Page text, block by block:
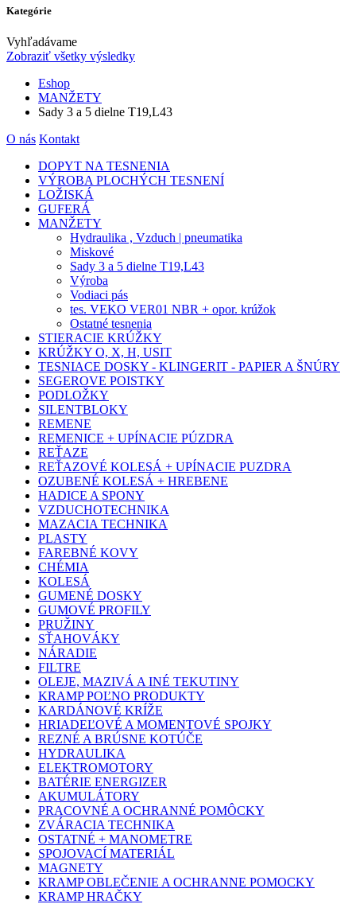
Kategórie
Vyhľadávame
Zobraziť všetky výsledky
Eshop
MANŽETY
Sady 3 a 5 dielne T19,L43
O nás Kontakt
DOPYT NA TESNENIA
VÝROBA PLOCHÝCH TESNENÍ
LOŽISKÁ
GUFERÁ
MANŽETY
Hydraulika , Vzduch | pneumatika
Miskové
Sady 3 a 5 dielne T19,L43
Výroba
Vodiaci pás
tes. VEKO VER01 NBR + opor. krúžok
Ostatné tesnenia
STIERACIE KRÚŽKY
KRÚŽKY O, X, H, USIT
TESNIACE DOSKY - KLINGERIT - PAPIER A ŠNÚRY
SEGEROVE POISTKY
PODLOŽKY
SILENTBLOKY
REMENE
REMENICE + UPÍNACIE PÚZDRA
REŤAZE
REŤAZOVÉ KOLESÁ + UPÍNACIE PUZDRA
OZUBENÉ KOLESÁ + HREBENE
HADICE A SPONY
VZDUCHOTECHNIKA
MAZACIA TECHNIKA
PLASTY
FAREBNÉ KOVY
CHÉMIA
KOLESÁ
GUMENÉ DOSKY
GUMOVÉ PROFILY
PRUŽINY
SŤAHOVÁKY
NÁRADIE
FILTRE
OLEJE, MAZIVÁ A INÉ TEKUTINY
KRAMP POĽNO PRODUKTY
KARDÁNOVÉ KRÍŽE
HRIADEĽOVÉ A MOMENTOVÉ SPOJKY
REZNÉ A BRÚSNE KOTÚČE
HYDRAULIKA
ELEKTROMOTORY
BATÉRIE ENERGIZER
AKUMULÁTORY
PRACOVNÉ A OCHRANNÉ POMÔCKY
ZVÁRACIA TECHNIKA
OSTATNÉ + MANOMETRE
SPOJOVACÍ MATERIÁL
MAGNETY
KRAMP OBLEČENIE A OCHRANNE POMOCKY
KRAMP HRAČKY